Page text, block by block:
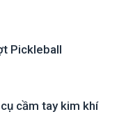
Pickleball
cầm tay kim khí